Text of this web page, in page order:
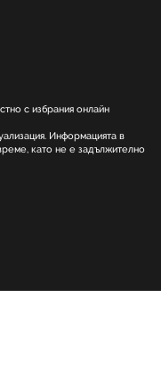
с избрания онлайн
Информацията в
като не е задължително